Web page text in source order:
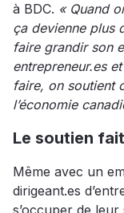
à BDC. « Quand
ça devienne plus
faire grandir son
entrepreneur.es
faire, on soutient
l’économie
Le soutien
Même avec un
dirigeant.es